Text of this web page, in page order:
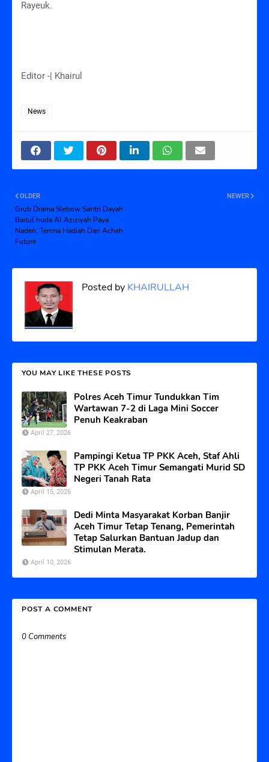
Rayeuk.
Editor -| Khairul
News
NEWER
OLDER
Grub Drama Slebow Santri Dayah
Baitul huda Al Aziziyah Paya
Naden, Terima Hadiah Dari Acheh
Future
Posted by KHAIRULLAH
YOU MAY LIKE THESE POSTS
Polres Aceh Timur Tundukkan Tim
Wartawan 7-2 di Laga Mini Soccer
Penuh Keakraban
April 27, 2026
Pampingi Ketua TP PKK Aceh, Staf Ahli
TP PKK Aceh Timur Semangati Murid SD
Negeri Tanah Rata
April 15, 2026
Dedi Minta Masyarakat Korban Banjir
Aceh Timur Tetap Tenang, Pemerintah
Tetap Salurkan Bantuan Jadup dan
Stimulan Merata.
April 10, 2026
POST A COMMENT
0 Comments